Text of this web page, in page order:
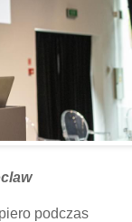
podczas